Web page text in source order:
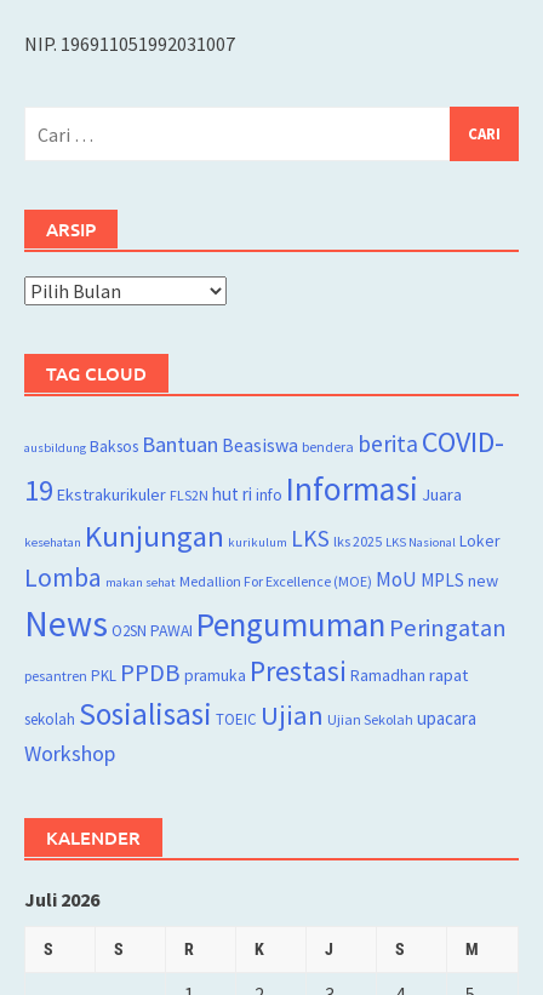
NIP. 196911051992031007
ARSIP
Arsip
TAG CLOUD
ausbildung Baksos Bantuan Beasiswa bendera berita COVID-
19 Ekstrakurikuler FLS2N hut ri info Informasi Juara
kesehatan Kunjungan kurikulum LKS lks 2025 LKS Nasional Loker
Lomba makan sehat Medallion For Excellence (MOE) MoU MPLS new
News O2SN PAWAI Pengumuman Peringatan
pesantren PKL PPDB pramuka Prestasi Ramadhan rapat
sekolah Sosialisasi TOEIC Ujian Ujian Sekolah upacara
Workshop
KALENDER
Juli 2026
S S R K J S M